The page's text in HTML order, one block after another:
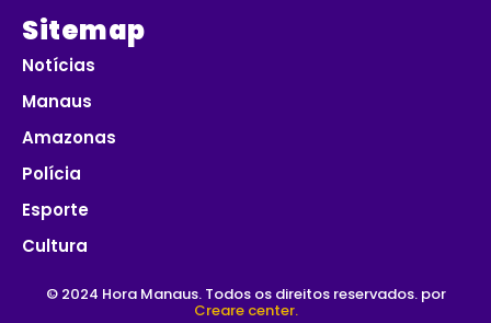
Sitemap
Notícias
Manaus
Amazonas
Polícia
Esporte
Cultura
© 2024 Hora Manaus. Todos os direitos reservados. por
Creare center.